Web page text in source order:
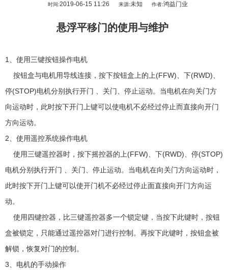
时间:2019-06-15 11:26 来源:未知 作者:鸿益门业
悬浮平移门的使用与维护
1、使用三键按钮操作电机
按钮盒与电机用导线连接，按下按钮盒上的上(FFW)、下(RWD)、
停(STOP)电机分别执行开门 、关门、停止运动。当电机在向关门方
向运动时，此时按下开门上键可以使电机不必经过停止而直接向开门
方向运动。
2、使用遥控系统操作电机
使用三键遥控器时，按下摇控器的上(FFW)、下(RWD)、停(STOP)
电机分别执行开门 、关门、停止运动。当电机在向关门方向运动时，
此时按下开门上键可以使开门机不必经过停止面直接向开门方向运
动。
使用四键控器，比三键遥控器多一个锁定键，当按下此键时，按钮
盒被锁定，只能通过遥控器对门进行控制。再按下此键时，按钮盒被
解锁，恢复对门的控制。
3、电机的手动操作